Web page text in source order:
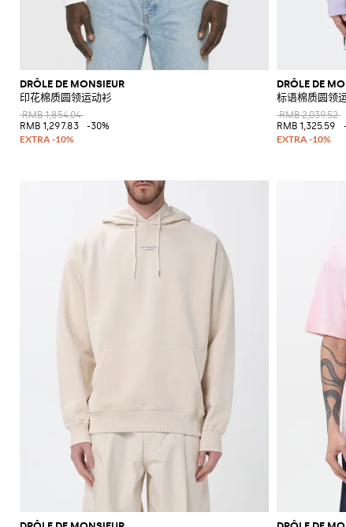
DRÔLE DE MONSIEUR
印花棉质圆领运动衫
RMB 1,854.04
RMB 1,297.83
-30%
DRÔLE DE
标语棉质圆领
RMB 2,039.52
RMB 1,325.59